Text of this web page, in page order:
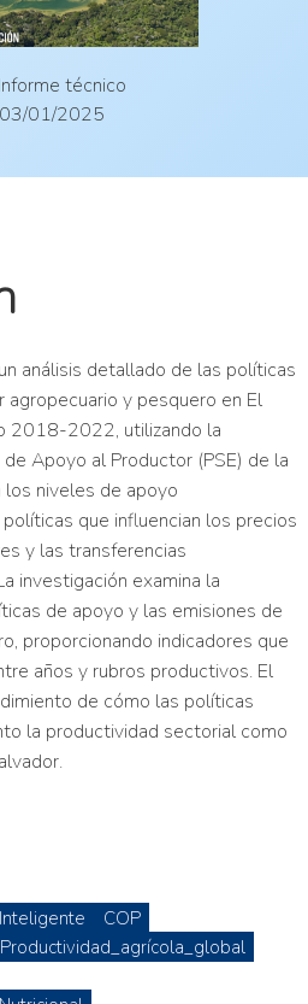
técnico
01/2025
análisis detallado de las políticas
y pesquero en El
2018-2022, utilizando la
Apoyo al Productor (PSE) de la
los niveles de apoyo
que influencian los precios
y las transferencias
investigación examina la
de apoyo y las emisiones de
proporcionando indicadores que
años y rubros productivos. El
de cómo las políticas
la productividad sectorial como
COP
Productividad_agrícola_global